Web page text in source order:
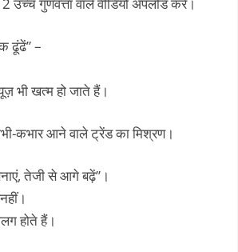
ढूंढें” –
भी खत्म हो जाते हैं।
कभार आने वाले ट्रेंड का मिश्रण।
तेजी से आगे बढ़ें”।
होते हैं।